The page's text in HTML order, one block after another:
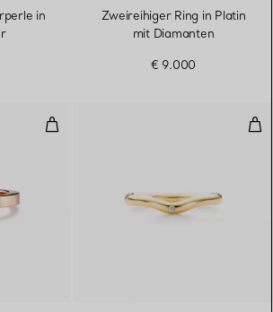
in
Zweireihiger Ring in Platin
mit Diamanten
€ 9.000
Square Ring in Roségold